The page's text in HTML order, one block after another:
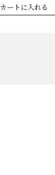
カートに入れる